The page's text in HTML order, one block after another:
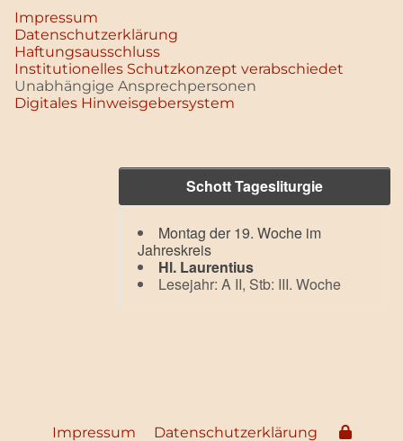
Impressum
Datenschutz­erklärung
Haftungsausschluss
Institutionelles Schutzkonzept verabschiedet
Unabhängige Ansprechpersonen
Digitales Hinweisgebersystem
Schott Tagesliturgie
Montag der 19. Woche im
Jahreskreis
Hl. Laurentius
Lesejahr: A II, Stb: III. Woche
Impressum Datenschutzerklärung